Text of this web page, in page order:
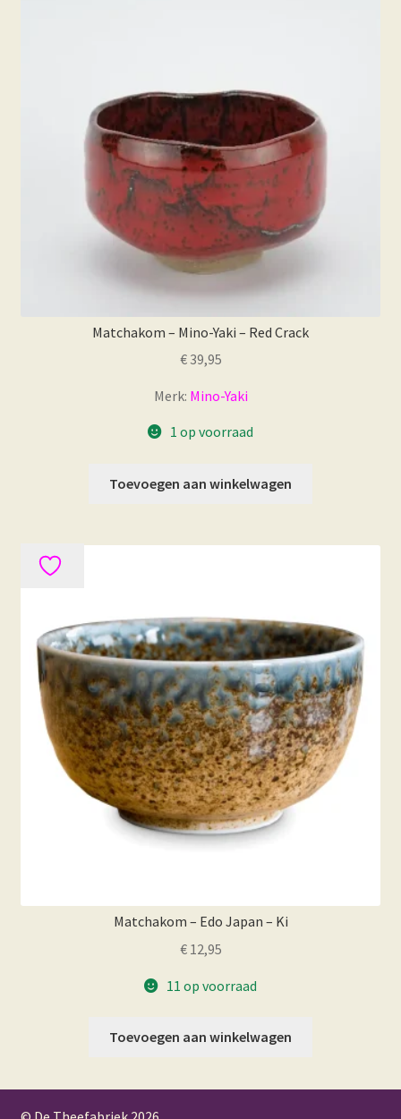
Matchakom – Mino-Yaki – Red Crack
€39,95
Merk: Mino-Yaki
1 op voorraad
Toevoegen aan winkelwagen
Matchakom – Edo Japan – Ki
€12,95
11 op voorraad
Toevoegen aan winkelwagen